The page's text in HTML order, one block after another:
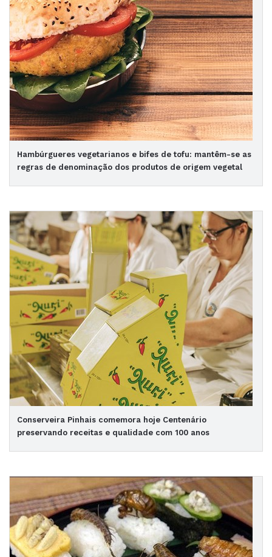
Hambúrgueres vegetarianos e bifes de tofu: mantêm-se as
regras de denominação dos produtos de origem vegetal
Conserveira Pinhais comemora hoje Centenário
preservando receitas e qualidade com 100 anos